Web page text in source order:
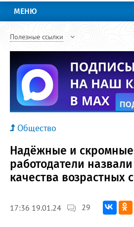
МЕНЮ
Полезные ссылки
Общество
Надёжные и
работодатели
качества возрастных
17:36 19.01.24 29